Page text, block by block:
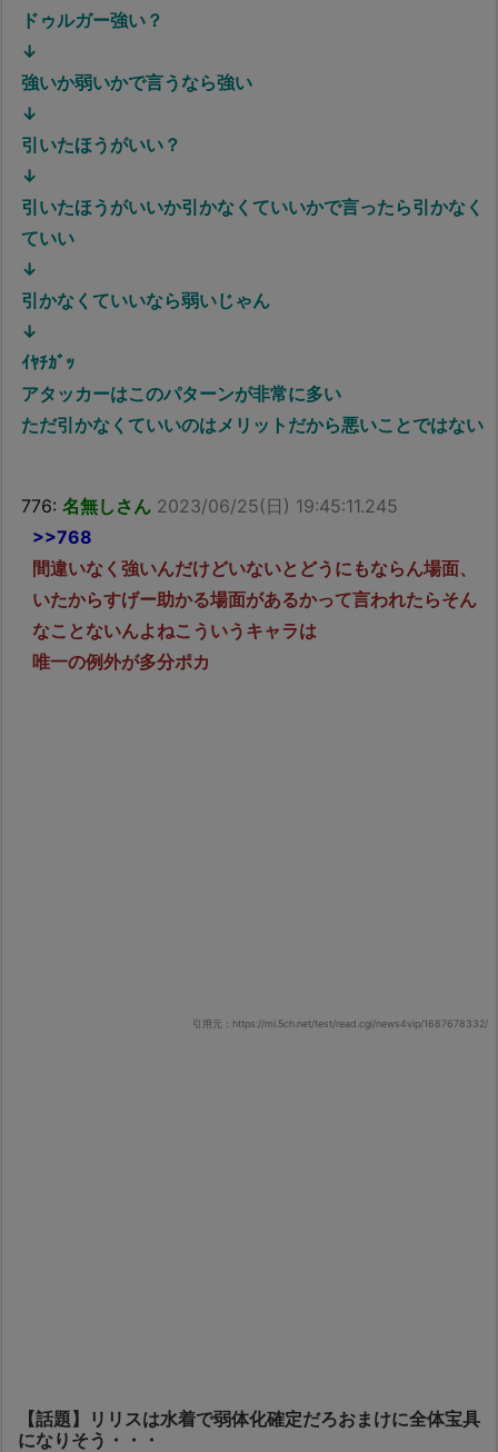
ドゥルガー強い？
↓
強いか弱いかで言うなら強い
↓
引いたほうがいい？
↓
引いたほうがいいか引かなくていいかで言ったら引かなく
ていい
↓
引かなくていいなら弱いじゃん
↓
ｲﾔﾁｶﾞｯ
アタッカーはこのパターンが非常に多い
ただ引かなくていいのはメリットだから悪いことではない
776: 名無しさん 2023/06/25(日) 19:45:11.245
>>768
間違いなく強いんだけどいないとどうにもならん場面、
いたからすげー助かる場面があるかって言われたらそん
なことないんよねこういうキャラは
唯一の例外が多分ポカ
引用元：https://mi.5ch.net/test/read.cgi/news4vip/1687678332/
【話題】リリスは水着で弱体化確定だろおまけに全体宝具
になりそう・・・